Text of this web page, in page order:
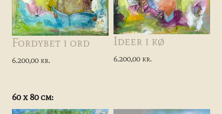
Fordybet i ord
6.200,00 kr.
Ideer i kø
6.200,00 kr.
60 x 80 cm: